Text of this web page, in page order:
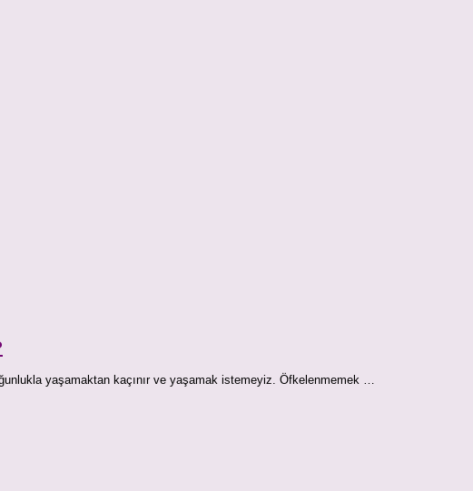
yaşamaktan kaçınır ve yaşamak istemeyiz. Öfkelenmemek …